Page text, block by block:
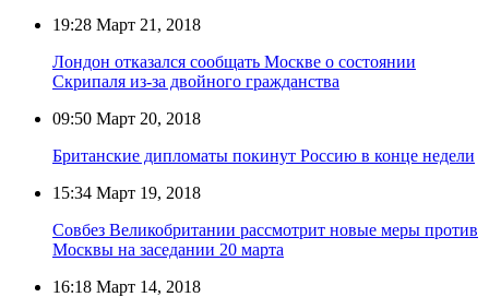
19:28 Март 21, 2018
Лондон отказался сообщать Москве о состоянии
Скрипаля из-за двойного гражданства
09:50 Март 20, 2018
Британские дипломаты покинут Россию в конце недели
15:34 Март 19, 2018
Совбез Великобритании рассмотрит новые меры против
Москвы на заседании 20 марта
16:18 Март 14, 2018